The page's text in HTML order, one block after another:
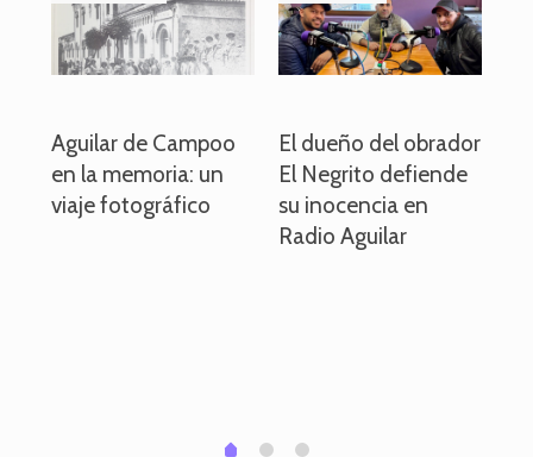
Aguilar de Campoo
en la memoria: un
viaje fotográfico
El dueño del obrador
El Negrito defiende
su inocencia en
Radio Aguilar
0 1 2